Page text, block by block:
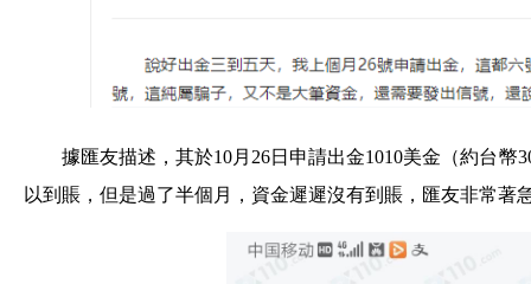
據匯友描述，其於10月26日申請出金1010美金（約台
以到賬，但是過了半個月，資金遲遲沒有到賬，匯友非常著